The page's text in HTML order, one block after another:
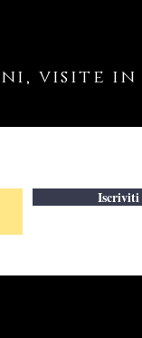
visite in
Iscriviti